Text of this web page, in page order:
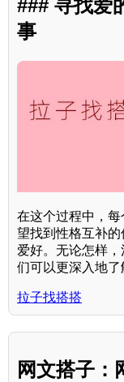
### 寻找
事
在这个过程中，
望找到性格互补
爱好。无论怎样
们可以更深入地了
拉子找搭搭
网文搭子：